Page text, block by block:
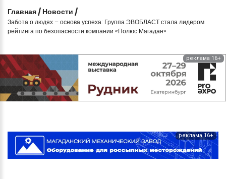
Главная / Новости /
Забота о людях – основа успеха: Группа ЭВОБЛАСТ стала лидером
рейтинга по безопасности компании «Полюс Магадан»
реклама 16+
реклама 16+